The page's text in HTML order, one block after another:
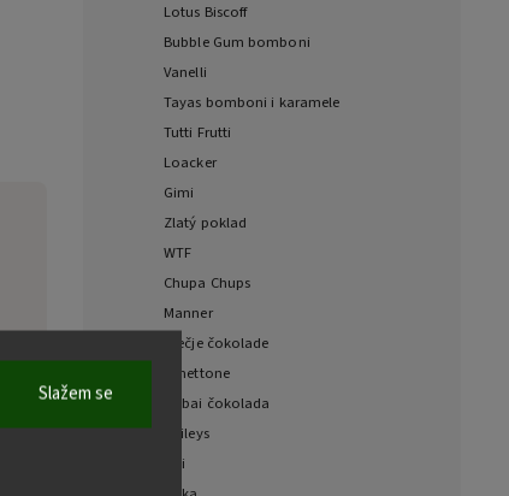
Slažem se
Lotus Biscoff
Bubble Gum bomboni
Vanelli
Tayas bomboni i karamele
Tutti Frutti
Loacker
Gimi
Zlatý poklad
WTF
Chupa Chups
Manner
Dječje čokolade
Panettone
Dubai čokolada
Baileys
Fizi